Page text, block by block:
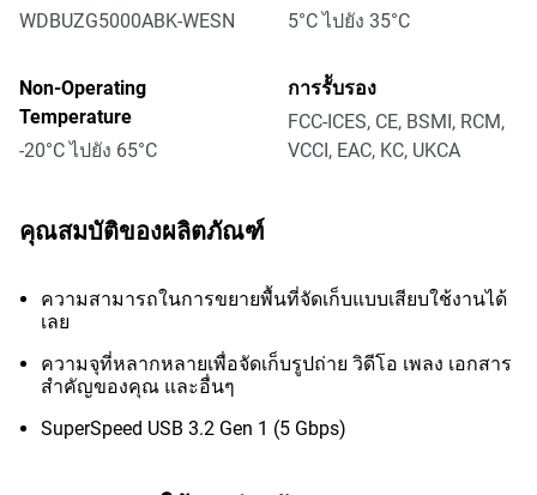
WDBUZG5000ABK-WESN
5°C ไปยัง 35°C
Non-Operating
Temperature
-20°C ไปยัง 65°C
การรัับรอง
FCC-ICES, CE, BSMI, RCM,
VCCI, EAC, KC, UKCA
คุณสมบัติของผลิตภัณฑ์
ความสามารถในการขยายพื้นที่จัดเก็บแบบเสียบใช้งานได้
เลย
ความจุที่หลากหลายเพื่อจัดเก็บรูปถ่าย วิดีโอ เพลง เอกสาร
สำคัญของคุณ และอื่นๆ
SuperSpeed USB 3.2 Gen 1 (5 Gbps)